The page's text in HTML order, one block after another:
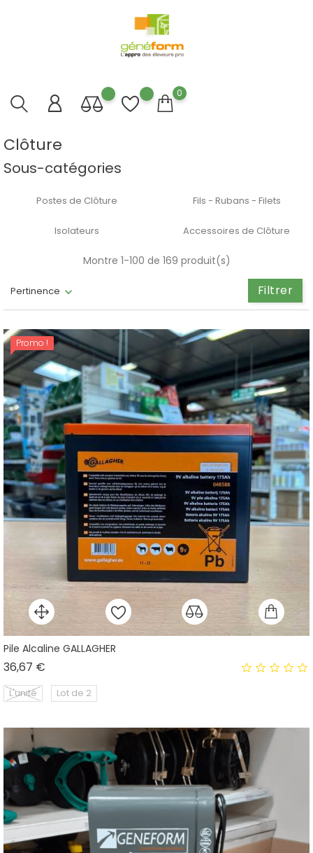
0
Clôture
Sous-catégories
Postes de Clôture Fils - Rubans - Filets
Isolateurs Accessoires de Clôture
Pertinence Filtrer
Montre 1-100 de 169 produit(s)
Promo !
Pile Alcaline GALLAGHER
36,67 €
L'unité Lot de 2